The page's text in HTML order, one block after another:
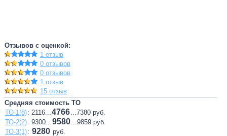
Отзывов с оценкой:
1 отзыв
0 отзывов
0 отзывов
1 отзыв
15 отзыв
Средняя стоимость ТО
ТО-1(8): 2116...4766...7380 руб.
ТО-2(2): 9300...9580...9859 руб.
ТО-3(1): 9280 руб.